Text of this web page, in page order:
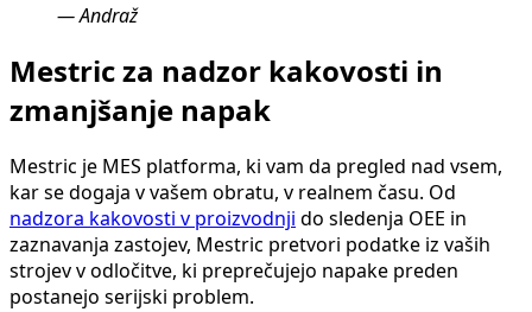
— Andraž
Mestric za nadzor kakovosti in
zmanjšanje napak
Mestric je MES platforma, ki vam da pregled nad vsem,
kar se dogaja v vašem obratu, v realnem času. Od
nadzora kakovosti v proizvodnji do sledenja OEE in
zaznavanja zastojev, Mestric pretvori podatke iz vaših
strojev v odločitve, ki preprečujejo napake preden
postanejo serijski problem.